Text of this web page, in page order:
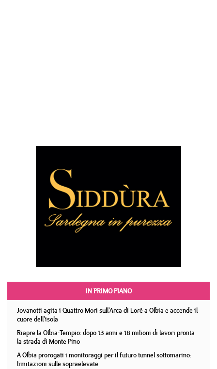
IN PRIMO PIANO
Jovanotti agita i Quattro Mori sull'Arca di Lorè a Olbia e accende il
cuore dell'isola
Riapre la Olbia-Tempio: dopo 13 anni e 18 milioni di lavori pronta
la strada di Monte Pino
A Olbia prorogati i monitoraggi per il futuro tunnel sottomarino:
limitazioni sulle sopraelevate